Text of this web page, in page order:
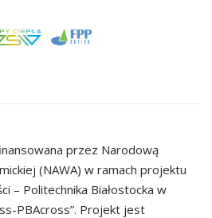
przez Narodową
(NAWA) w ramach projektu
– Politechnika Białostocka w
PBAcross”. Projekt jest